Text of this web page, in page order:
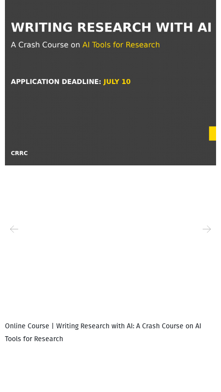
Online Course | Writing Research with AI: A Crash Course on AI
Tools for Research